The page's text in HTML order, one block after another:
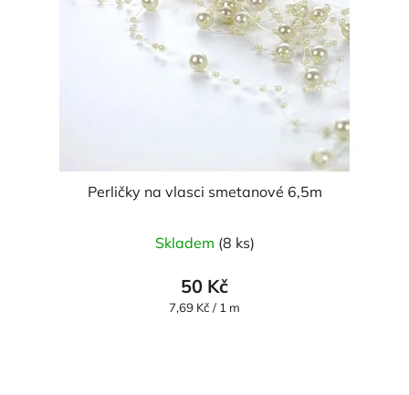
Perličky na vlasci smetanové 6,5m
hodnocení
produktu
je
Skladem (8 ks)
50 Kč
Měrná
7,69 Kč / 1 m